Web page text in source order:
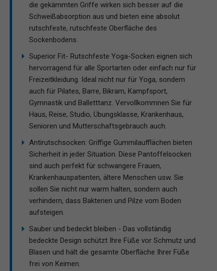
die gekämmten Griffe wirken sich besser auf die
Schweißabsorption aus und bieten eine absolut
rutschfeste, rutschfeste Oberfläche des
Sockenbodens.
Superior Fit- Rutschfeste Yoga-Socken eignen sich
hervorragend für alle Sportarten oder einfach nur für
Freizeitkleidung. Ideal nicht nur für Yoga, sondern
auch für Pilates, Barre, Bikram, Kampfsport,
Gymnastik und Balletttanz. Vervollkommnen Sie für
Haus, Reise, Studio, Übungsklasse, Krankenhaus,
Senioren und Mutterschaftsgebrauch auch.
Antirutschsocken: Griffige Gummilaufflächen bieten
Sicherheit in jeder Situation. Diese Pantoffelsocken
sind auch perfekt für schwangere Frauen,
Krankenhauspatienten, ältere Menschen usw. Sie
sollen Sie nicht nur warm halten, sondern auch
verhindern, dass Bakterien und Pilze vom Boden
aufsteigen.
Sauber und bedeckt bleiben - Das vollständig
bedeckte Design schützt Ihre Füße vor Schmutz und
Blasen und hält die gesamte Oberfläche Ihrer Füße
frei von Keimen.